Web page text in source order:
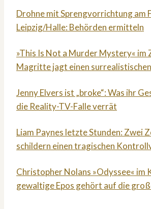
Drohne mit Sprengvorrichtung am
Leipzig/Halle: Behörden ermitteln
»This Is Not a Murder Mystery« im
Magritte jagt einen
Jenny Elvers ist „broke“: Was ihr
die Reality-TV-Falle verrät
Liam Paynes letzte Stunden: Zwei
schildern einen tragischen
Christopher Nolans »Odyssee« im
gewaltige Epos gehört auf die